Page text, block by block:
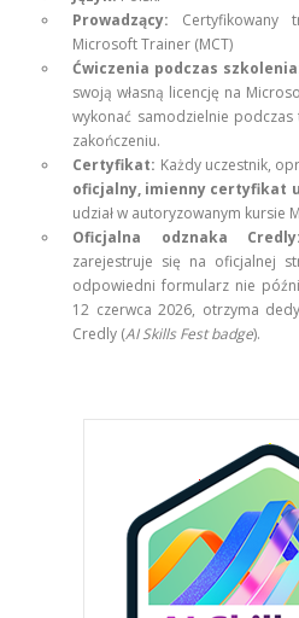
Prowadzący: Certyfikowany
Microsoft Trainer (MCT)
Ćwiczenia podczas
swoją własną licencję na
wykonać samodzielnie
zakończeniu.
Certyfikat: Każdy uczestnik,
oficjalny, imienny certyfikat
udział w autoryzowanym kursie
Oficjalna odznaka
zarejestruje się na oficjalnej
odpowiedni formularz nie
12 czerwca 2026, otrzyma
Credly (AI Skills Fest badge).